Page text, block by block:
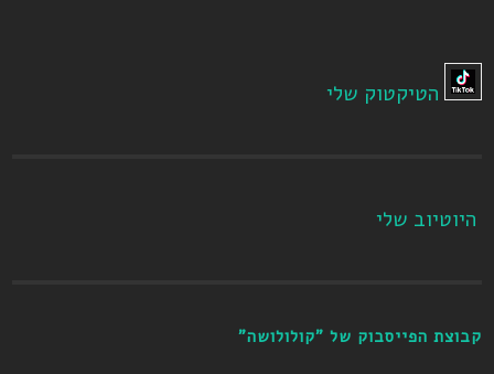
הטיקטוק שלי
היוטיוב שלי
קבוצת הפייסבוק של "קולולושה"